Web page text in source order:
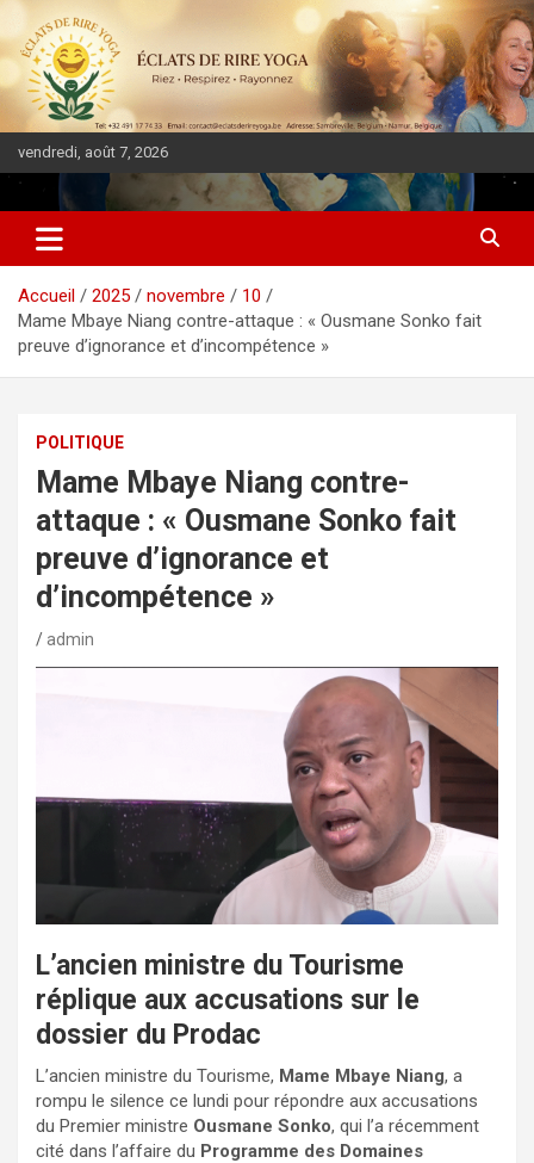
vendredi, août 7, 2026
DIASPORA PULSE
Accueil 2025 novembre
10
Mame Mbaye Niang contre-attaque : « Ousmane Sonko fait
preuve d’ignorance et d’incompétence »
POLITIQUE
Mame Mbaye Niang contre-
attaque : « Ousmane Sonko fait
preuve d’ignorance et
d’incompétence »
admin
L’ancien ministre du Tourisme
réplique aux accusations sur le
dossier du Prodac
L’ancien ministre du Tourisme, Mame Mbaye Niang, a
rompu le silence ce lundi pour répondre aux accusations
du Premier ministre Ousmane Sonko, qui l’a récemment
cité dans l’affaire du Programme des Domaines